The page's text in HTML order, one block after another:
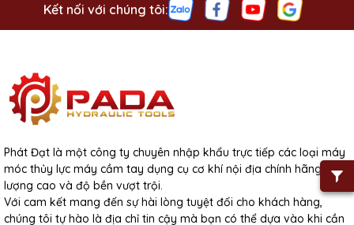
Kết nối với chúng tôi:
Phát Đạt là một công ty chuyên nhập khẩu trực tiếp các loại máy
móc thủy lực máy cầm tay dụng cụ cơ khí nội địa chính hãng chất
lượng cao và độ bền vượt trội.
Với cam kết mang đến sự hài lòng tuyệt đối cho khách hàng,
chúng tôi tự hào là địa chỉ tin cậy mà bạn có thể dựa vào khi cần